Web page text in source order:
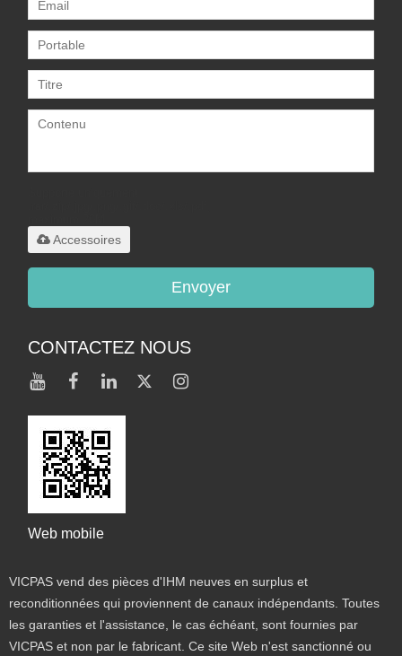
Accessoires
Envoyer
CONTACTEZ NOUS
Web mobile
VICPAS vend des pièces d'IHM neuves en surplus et
reconditionnées qui proviennent de canaux indépendants. Toutes
les garanties et l'assistance, le cas échéant, sont fournies par
VICPAS et non par le fabricant. Ce site Web n'est sanctionné ou